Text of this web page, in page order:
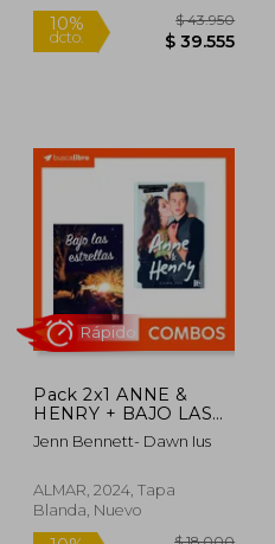
dcto.
Pack 2x1 ANNE &
HENRY + BAJO LAS
ESTRELLAS
Jenn Bennett- Dawn Ius
ALMAR, 2024, Tapa
Blanda, Nuevo